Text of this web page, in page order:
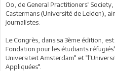
Oo, de General Practitioners'
Castermans (Université de Leiden),
journalistes.
Le Congrès, dans sa 3ème édition,
Fondation pour les étudiants
Universiteit Amsterdam" et
Appliquées".